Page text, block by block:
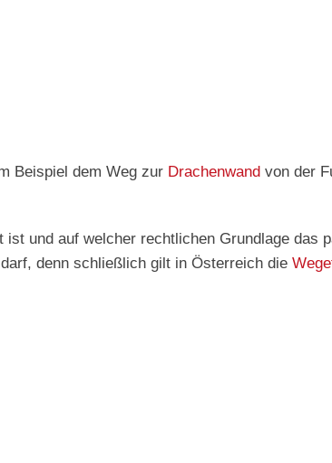
Beispiel dem Weg zur Drachenwand von der
und auf welcher rechtlichen Grundlage das
denn schließlich gilt in Österreich die